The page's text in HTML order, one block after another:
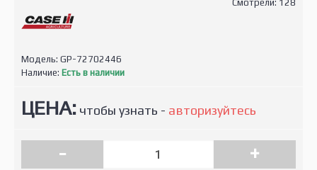
Смотрели: 128
Модель: GP-72702446
Наличие: Есть в наличии
ЦЕНА: чтобы узнать - авторизуйтесь
- +